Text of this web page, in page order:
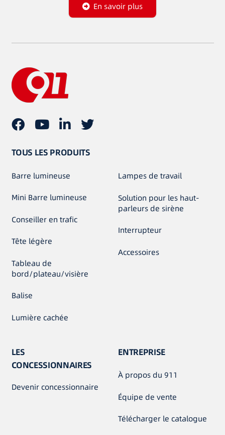
En savoir plus
TOUS LES PRODUITS
Barre lumineuse
Mini Barre lumineuse
Conseiller en trafic
Tête légère
Tableau de
bord/plateau/visière
Balise
Lumière cachée
Lampes de travail
Solution pour les haut-
parleurs de sirène
Interrupteur
Accessoires
LES
CONCESSIONNAIRES
Devenir concessionnaire
ENTREPRISE
À propos du 911
Équipe de vente
Télécharger le catalogue